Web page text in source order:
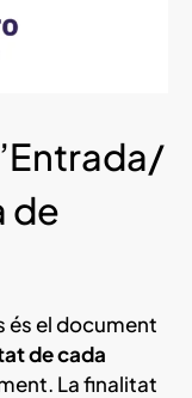
de
és el document
de cada
La finalitat